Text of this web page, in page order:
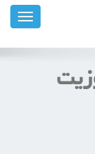
ناوبری